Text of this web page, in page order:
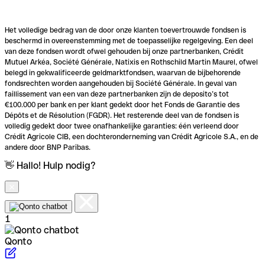
Het volledige bedrag van de door onze klanten toevertrouwde fondsen is
beschermd in overeenstemming met de toepasselijke regelgeving. Een deel
van deze fondsen wordt ofwel gehouden bij onze partnerbanken, Crédit
Mutuel Arkéa, Société Générale, Natixis en Rothschild Martin Maurel, ofwel
belegd in gekwalificeerde geldmarktfondsen, waarvan de bijbehorende
fondsrechten worden aangehouden bij Société Générale. In geval van
faillissement van een van deze partnerbanken zijn de deposito’s tot
€100.000 per bank en per klant gedekt door het Fonds de Garantie des
Dépôts et de Résolution (FGDR). Het resterende deel van de fondsen is
volledig gedekt door twee onafhankelijke garanties: één verleend door
Crédit Agricole CIB, een dochteronderneming van Crédit Agricole S.A., en de
andere door BNP Paribas.
👋 Hallo! Hulp nodig?
1
Qonto